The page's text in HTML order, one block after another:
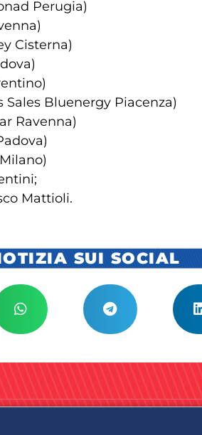
Perugia)
Cisterna)
Sales Bluenergy Piacenza)
Ravenna)
Mattioli.
SUI SOCIAL